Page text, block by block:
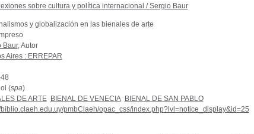
sobre cultura y política internacional /Sergio Baur
y globalización en las bienales de arte
Baur, Autor
Aires : ERREPAR
(spa)
DE ARTE BIENAL DE VENECIA
BIENAL DE SAN PABLO
biblio.claeh.edu.uy/pmbClaeh/opac_css/index.php?lvl=notice_display&id=25